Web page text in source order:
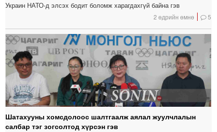
Украин НАТО-д элсэх бодит боломж харагдахгүй байна гэв
2 өдрийн өмнө 5
Шатахууны хомсдолоос шалтгаалж аялал жуулчлалын
салбар тэг зогсолтод хүрсэн гэв